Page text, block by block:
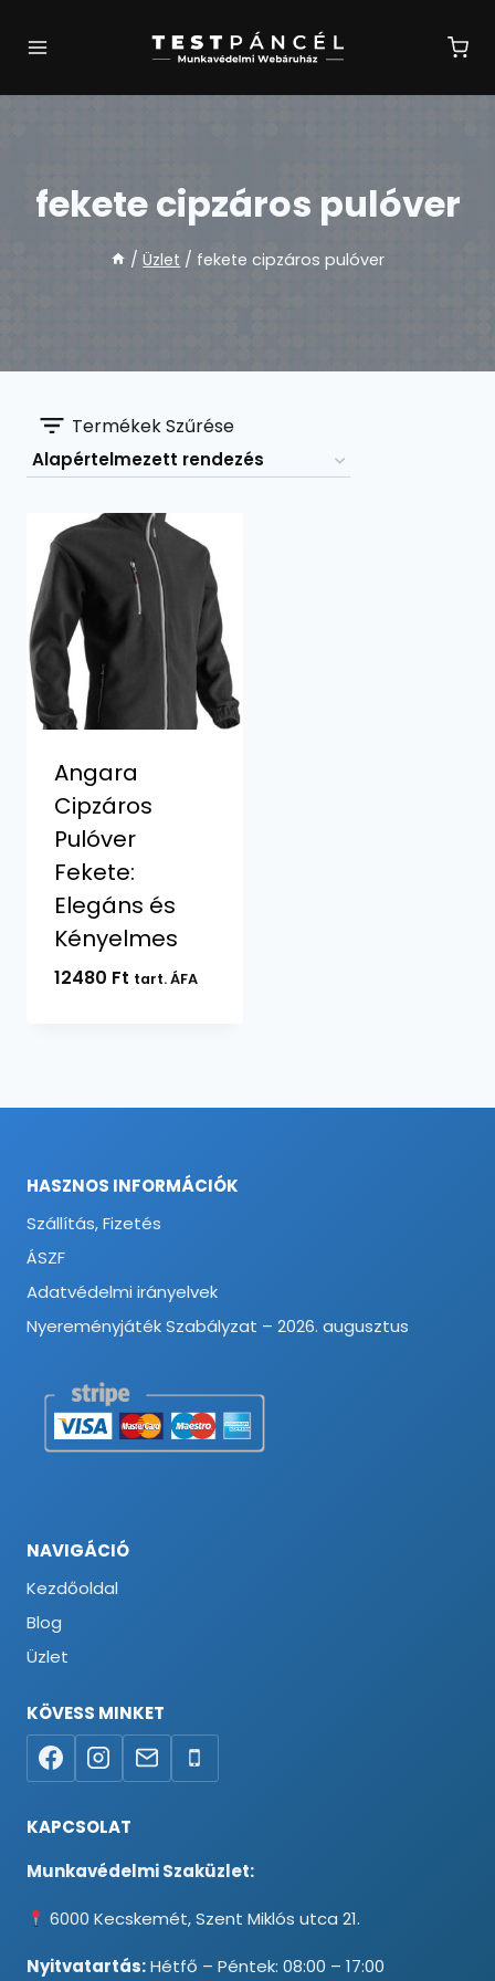
fekete cipzáros pulóver
/ Üzlet / fekete cipzáros pulóver
Termékek Szűrése
Angara
Cipzáros
Pulóver
Fekete:
Elegáns és
Kényelmes
12480 Ft tart. ÁFA
HASZNOS INFORMÁCIÓK
Szállítás, Fizetés
ÁSZF
Adatvédelmi irányelvek
Nyereményjáték Szabályzat – 2026. augusztus
NAVIGÁCIÓ
Kezdőoldal
Blog
Üzlet
KÖVESS MINKET
KAPCSOLAT
Munkavédelmi Szaküzlet:
6000 Kecskemét, Szent Miklós utca 21.
Nyitvatartás:Hétfő – Péntek: 08:00 – 17:00